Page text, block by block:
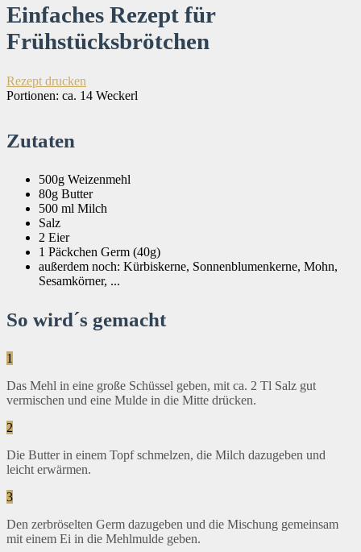
Einfaches Rezept für
Frühstücksbrötchen
Rezept drucken
Portionen: ca. 14 Weckerl
Zutaten
500g Weizenmehl
80g Butter
500 ml Milch
Salz
2 Eier
1 Päckchen Germ (40g)
außerdem noch: Kürbiskerne, Sonnenblumenkerne, Mohn,
Sesamkörner, ...
So wird´s gemacht
1
Das Mehl in eine große Schüssel geben, mit ca. 2 Tl Salz gut
vermischen und eine Mulde in die Mitte drücken.
2
Die Butter in einem Topf schmelzen, die Milch dazugeben und
leicht erwärmen.
3
Den zerbröselten Germ dazugeben und die Mischung gemeinsam
mit einem Ei in die Mehlmulde geben.